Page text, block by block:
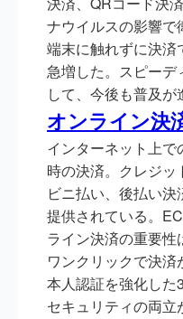
ナウイルスの影響
端末に触れずに決
急増した。スピーデ
して、今後も普及が
オンライン決
インターネット上
時の決済。クレジ
ビニ払い、後払い
提供されている。
ライン決済の重要性
ワンクリックで決済
本人認証を強化した
セキュリティの両立